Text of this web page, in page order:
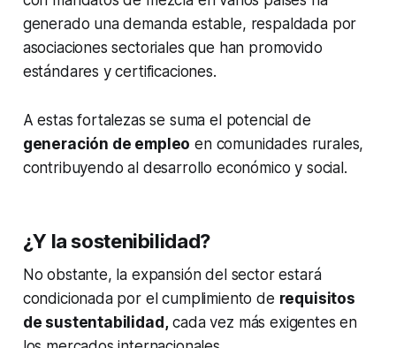
generado una demanda estable, respaldada por
asociaciones sectoriales que han promovido
estándares y certificaciones.
A estas fortalezas se suma el potencial de
generación de empleo en comunidades rurales,
contribuyendo al desarrollo económico y social.
¿Y la sostenibilidad?
No obstante, la expansión del sector estará
condicionada por el cumplimiento de requisitos
de sustentabilidad,cada vez más exigentes en